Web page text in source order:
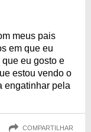
meus pais
em que eu
eu gosto e
estou vendo o
engatinhar pela
COMPARTILHAR